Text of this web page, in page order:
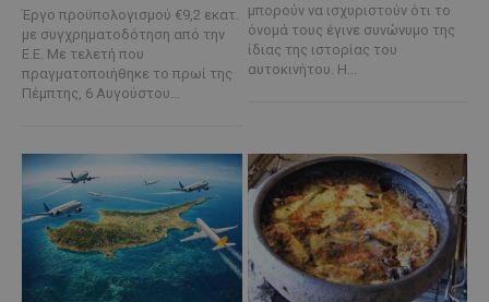
Έργο προϋπολογισμού €9,2 εκατ.
με συγχρηματοδότηση από την
Ε.Ε. Με τελετή που
πραγματοποιήθηκε το πρωί της
Πέμπτης, 6 Αυγούστου...
μπορούν να ισχυριστούν ότι το
όνομά τους έγινε συνώνυμο της
ίδιας της ιστορίας του
αυτοκινήτου. Η...